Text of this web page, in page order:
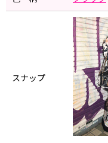
スナップ